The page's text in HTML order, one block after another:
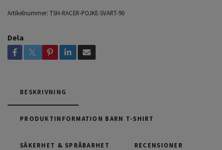
Artikelnummer: TSH-RACER-POJKE-SVART-90
Dela
BESKRIVNING
PRODUKTINFORMATION BARN T-SHIRT
SÄKERHET & SPRÅBARHET RECENSIONER